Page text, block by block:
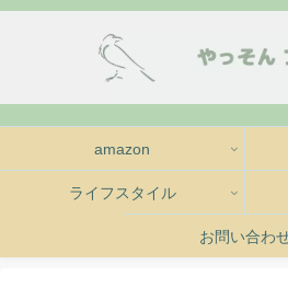
amazon
ライフスタイル
お問い合わ